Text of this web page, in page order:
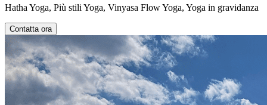
Hatha Yoga, Più stili Yoga, Vinyasa Flow Yoga, Yoga in gravidanza
Contatta ora